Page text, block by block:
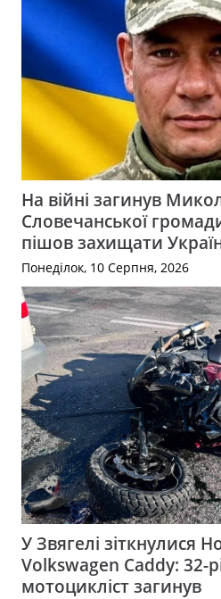
На війні загинув
Словечанської
пішов захищати
Понеділок, 10 Серпня, 2026
У Звягелі зіткнулися
Volkswagen Caddy: 32-
мотоцикліст загинув